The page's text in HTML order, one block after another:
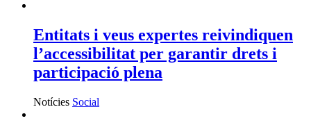
Entitats i veus expertes reivindiquen
l’accessibilitat per garantir drets i
participació plena
Notícies Social